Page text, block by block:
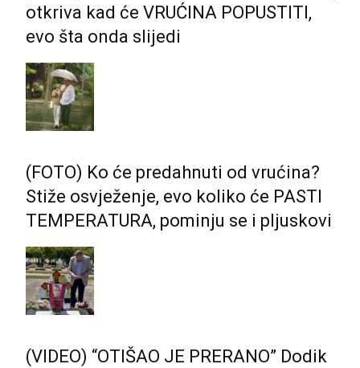
otkriva kad će VRUĆINA POPUSTITI,
evo šta onda slijedi
(FOTO) Ko će predahnuti od vrućina?
Stiže osvježenje, evo koliko će PASTI
TEMPERATURA, pominju se i pljuskovi
(VIDEO) “OTIŠAO JE PRERANO” Dodik